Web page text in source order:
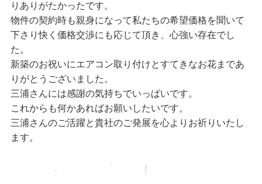
りありがたかったです。
物件の契約時も親身になって私たちの希望価格を聞いて
下さり快く価格交渉にも応じて頂き、心強い存在でし
た。
新築のお祝いにエアコン取り付けとすてきなお花まであ
りがとうございました。
三浦さんには感謝の気持ちでいっぱいです。
これからも何かあればお願いしたいです。
三浦さんのご活躍と貴社のご発展を心よりお祈りいたし
ます。